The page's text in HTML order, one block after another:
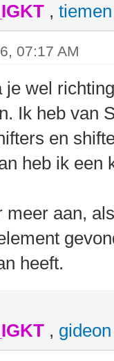
, tiemen
07:17 AM
je wel
Ik heb van
en
heb ik een
meer aan,
heeft.
, gideon